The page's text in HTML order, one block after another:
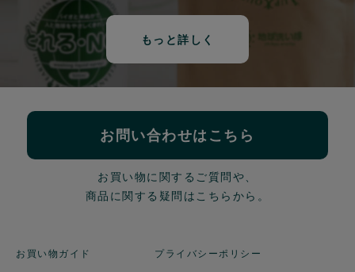
もっと詳しく
お問い合わせはこちら
お買い物に関するご質問や、
商品に関する疑問はこちらから。
お買い物ガイド プライバシーポリシー